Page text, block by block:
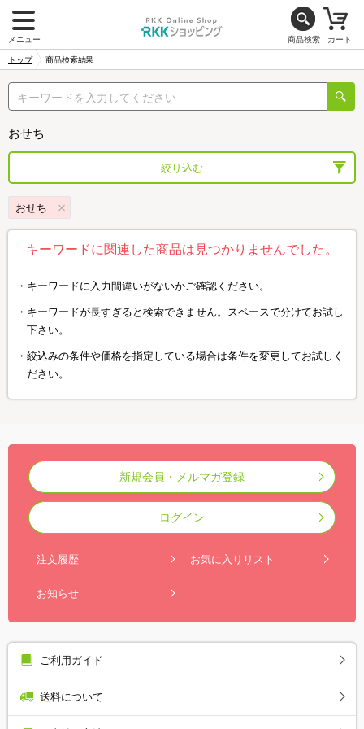
メニュー 商品検索 カート
トップ 商品検索結果
おせち
絞り込む
おせち
キーワードに関連した商品は見つかりませんでした。
キーワードに入力間違いがないかご確認ください。
キーワードが長すぎると検索できません。スペースで分けてお試し
下さい。
絞込みの条件や価格を指定している場合は条件を変更してお試しく
ださい。
新規会員・メルマガ登録
ログイン
注文履歴 お気に入りリスト
お知らせ
ご利用ガイド
送料について